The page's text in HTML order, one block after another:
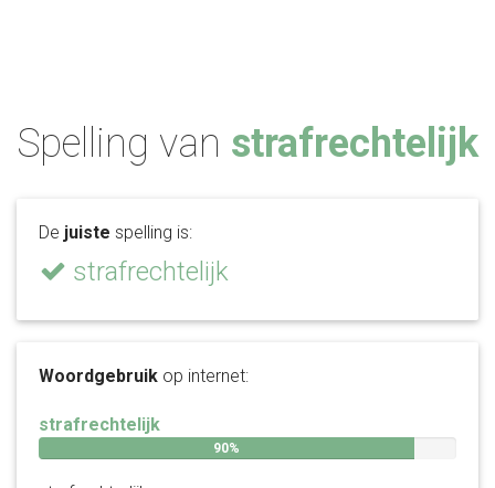
Spelling van strafrechtelijk
De juiste spelling is:
strafrechtelijk
Woordgebruik op internet:
strafrechtelijk
90%